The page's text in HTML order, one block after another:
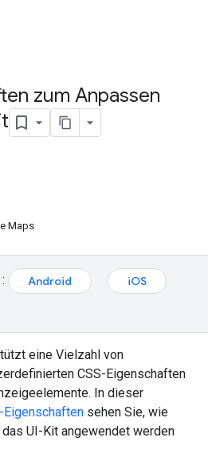
zum Anpassen
Maps
: Android
iOS
eine Vielzahl von
CSS-Eigenschaften
In dieser
sehen Sie, wie
UI-Kit angewendet werden